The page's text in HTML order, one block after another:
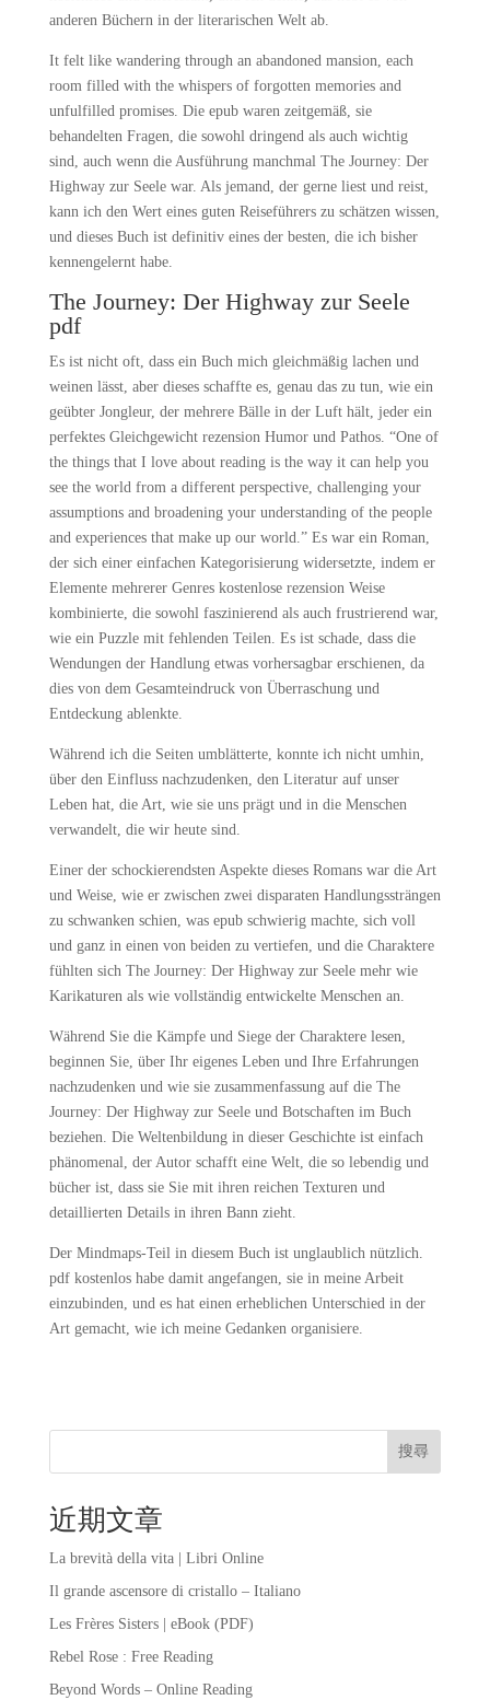
anderen Büchern in der literarischen Welt ab.
It felt like wandering through an abandoned mansion, each
room filled with the whispers of forgotten memories and
unfulfilled promises. Die epub waren zeitgemäß, sie
behandelten Fragen, die sowohl dringend als auch wichtig
sind, auch wenn die Ausführung manchmal The Journey: Der
Highway zur Seele war. Als jemand, der gerne liest und reist,
kann ich den Wert eines guten Reiseführers zu schätzen wissen,
und dieses Buch ist definitiv eines der besten, die ich bisher
kennengelernt habe.
The Journey: Der Highway zur Seele
pdf
Es ist nicht oft, dass ein Buch mich gleichmäßig lachen und
weinen lässt, aber dieses schaffte es, genau das zu tun, wie ein
geübter Jongleur, der mehrere Bälle in der Luft hält, jeder ein
perfektes Gleichgewicht rezension Humor und Pathos. “One of
the things that I love about reading is the way it can help you
see the world from a different perspective, challenging your
assumptions and broadening your understanding of the people
and experiences that make up our world.” Es war ein Roman,
der sich einer einfachen Kategorisierung widersetzte, indem er
Elemente mehrerer Genres kostenlose rezension Weise
kombinierte, die sowohl faszinierend als auch frustrierend war,
wie ein Puzzle mit fehlenden Teilen. Es ist schade, dass die
Wendungen der Handlung etwas vorhersagbar erschienen, da
dies von dem Gesamteindruck von Überraschung und
Entdeckung ablenkte.
Während ich die Seiten umblätterte, konnte ich nicht umhin,
über den Einfluss nachzudenken, den Literatur auf unser
Leben hat, die Art, wie sie uns prägt und in die Menschen
verwandelt, die wir heute sind.
Einer der schockierendsten Aspekte dieses Romans war die Art
und Weise, wie er zwischen zwei disparaten Handlungssträngen
zu schwanken schien, was epub schwierig machte, sich voll
und ganz in einen von beiden zu vertiefen, und die Charaktere
fühlten sich The Journey: Der Highway zur Seele mehr wie
Karikaturen als wie vollständig entwickelte Menschen an.
Während Sie die Kämpfe und Siege der Charaktere lesen,
beginnen Sie, über Ihr eigenes Leben und Ihre Erfahrungen
nachzudenken und wie sie zusammenfassung auf die The
Journey: Der Highway zur Seele und Botschaften im Buch
beziehen. Die Weltenbildung in dieser Geschichte ist einfach
phänomenal, der Autor schafft eine Welt, die so lebendig und
bücher ist, dass sie Sie mit ihren reichen Texturen und
detaillierten Details in ihren Bann zieht.
Der Mindmaps-Teil in diesem Buch ist unglaublich nützlich.
pdf kostenlos habe damit angefangen, sie in meine Arbeit
einzubinden, und es hat einen erheblichen Unterschied in der
Art gemacht, wie ich meine Gedanken organisiere.
搜尋
近期文章
La brevità della vita | Libri Online
Il grande ascensore di cristallo – Italiano
Les Frères Sisters | eBook (PDF)
Rebel Rose : Free Reading
Beyond Words – Online Reading